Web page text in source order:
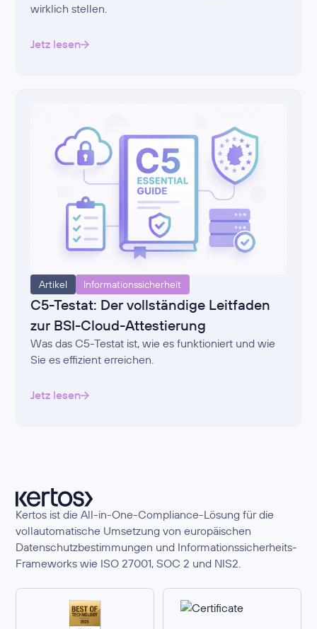
wirklich stellen.
Jetz lesen
Artikel Informationssicherheit
C5-Testat: Der vollständige Leitfaden
zur BSI-Cloud-Attestierung
Was das C5-Testat ist, wie es funktioniert und wie
Sie es effizient erreichen.
Jetz lesen
Kertos ist die All-in-One-Compliance-Lösung für die
vollautomatische Umsetzung von europäischen
Datenschutzbestimmungen und Informationssicherheits-
Frameworks wie ISO 27001, SOC 2 und NIS2.